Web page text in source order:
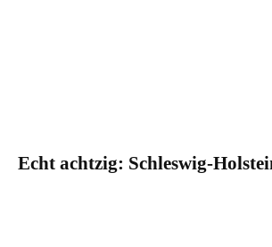
Echt achtzig: Schleswig-